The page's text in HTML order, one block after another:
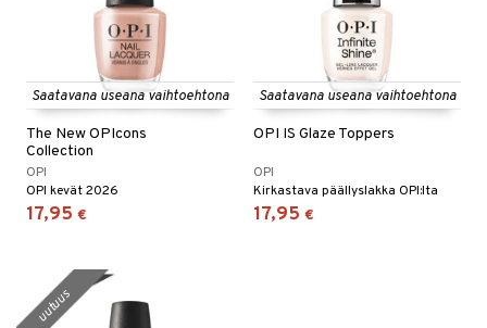
Saatavana useana vaihtoehtona
The New OPIcons
Collection
OPI
OPI kevät 2026
17,95 €
Saatavana useana vaihtoehtona
OPI IS Glaze Toppers
OPI
Kirkastava päällyslakka OPI:lta
17,95 €
uutuus